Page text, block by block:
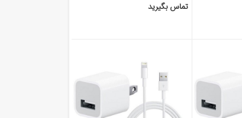
تماس بگیرید